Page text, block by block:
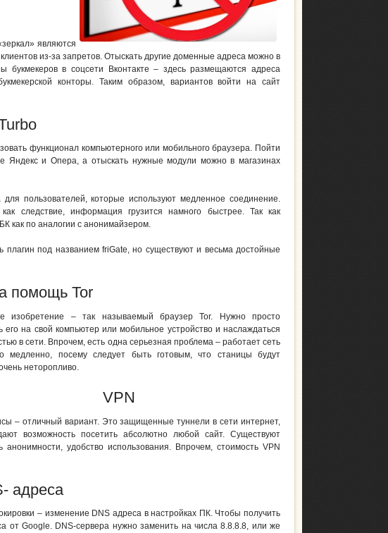
являются
из-за запретов. Отыскать другие доменные адреса можно в
букмекеров в соцсети Вконтакте – здесь размещаются адреса
конторы. Таким образом, вариантов войти на сайт
функционал компьютерного или мобильного браузера. Пойти
Яндекс и Опера, а отыскать нужные модули можно в магазинах
пользователей, которые используют медленное соединение.
следствие, информация грузится намного быстрее. Так как
как по аналогии с анонимайзером.
плагин под названием friGate, но существуют и весьма достойные
помощь Tor
изобретение – так называемый браузер Tor. Нужно просто
его на свой компьютер или мобильное устройство и наслаждаться
в сети. Впрочем, есть одна серьезная проблема – работает сеть
медленно, посему следует быть готовым, что станицы будут
неторопливо.
VPN
– отличный вариант. Это защищенные туннели в сети интернет,
возможность посетить абсолютно любой сайт. Существуют
удобство использования. Впрочем, стоимость VPN
адреса
– изменение DNS адреса в настройках ПК. Чтобы получить
от Google. DNS-сервера нужно заменить на числа 8.8.8.8, или же